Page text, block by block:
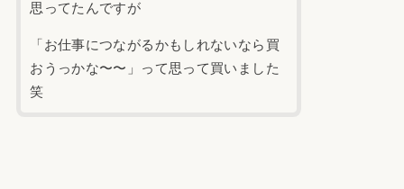
思ってたんですが
「お仕事につながるかもしれないなら買
おうっかな〜〜」って思って買いました
笑